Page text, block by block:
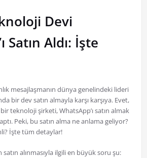
Devi
Satın Aldı: İşte
mesajlaşmanın dünya genelindeki lideri
bir dev satın almayla karşı karşıya. Evet,
teknoloji şirketi, WhatsApp’ı satın almak
Peki, bu satın alma ne anlama geliyor?
İşte tüm detaylar!
satın alınmasıyla ilgili en büyük soru şu: